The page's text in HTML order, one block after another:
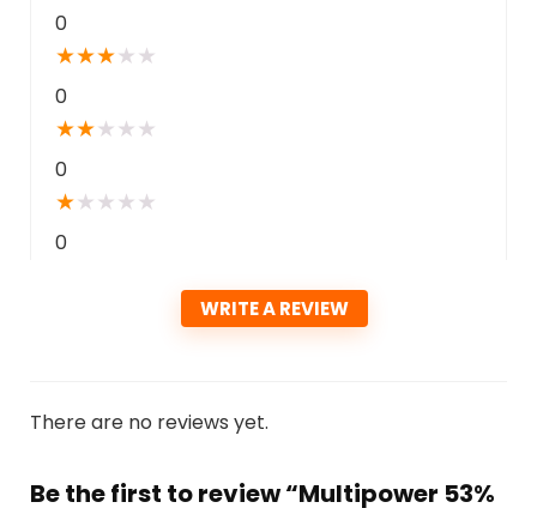
0
★★★★ ★
0
★★★ ★ ★
0
★★ ★ ★ ★
0
WRITE A REVIEW
There are no reviews yet.
Be the first to review “Multipower 53%